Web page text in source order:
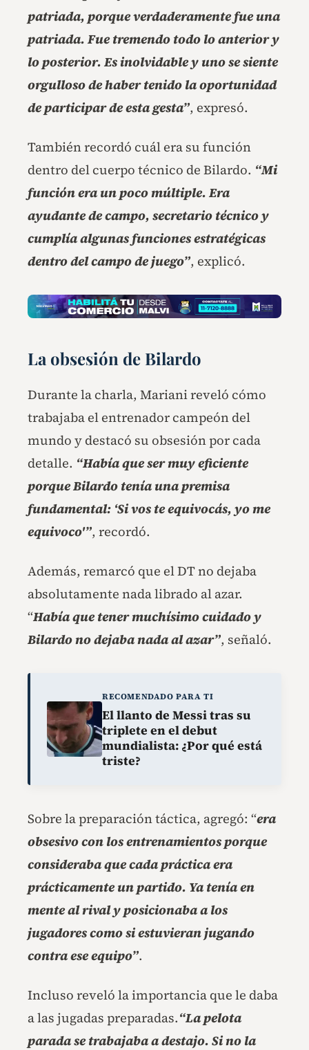
patriada, porque verdaderamente fue una
patriada. Fue tremendo todo lo anterior y
lo posterior. Es inolvidable y uno se siente
orgulloso de haber tenido la oportunidad
de participar de esta gesta”, expresó.
También recordó cuál era su función
dentro del cuerpo técnico de Bilardo. “Mi
función era un poco múltiple. Era
ayudante de campo, secretario técnico y
cumplía algunas funciones estratégicas
dentro del campo de juego”, explicó.
La obsesión de Bilardo
Durante la charla, Mariani reveló cómo
trabajaba el entrenador campeón del
mundo y destacó su obsesión por cada
detalle. “Había que ser muy eficiente
porque Bilardo tenía una premisa
fundamental: ‘Si vos te equivocás, yo me
equivoco'”, recordó.
Además, remarcó que el DT no dejaba
absolutamente nada librado al azar.
“Había que tener muchísimo cuidado y
Bilardo no dejaba nada al azar”, señaló.
RECOMENDADO PARA TI
El llanto de Messi tras su
triplete en el debut
mundialista: ¿Por qué está
triste?
Sobre la preparación táctica, agregó: “era
obsesivo con los entrenamientos porque
consideraba que cada práctica era
prácticamente un partido. Ya tenía en
mente al rival y posicionaba a los
jugadores como si estuvieran jugando
contra ese equipo”.
Incluso reveló la importancia que le daba
a las jugadas preparadas.“La pelota
parada se trabajaba a destajo. Si no la